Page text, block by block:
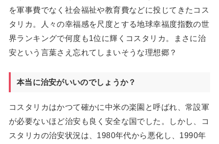
を軍事費でなく社会福祉や教育費などに投じてきたコス
タリカ。人々の幸福感を尺度とする地球幸福度指数の世
界ランキングで何度も1位に輝くコスタリカ。まさに治
安という言葉さえ忘れてしまいそうな理想郷？
本当に治安がいいのでしょうか？
コスタリカはかつて確かに中米の楽園と呼ばれ、常設軍
が必要ないほど治安も良く安全な国でした。しかし、コ
スタリカの治安状況は、1980年代から悪化し、1990年